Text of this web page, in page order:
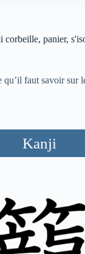
corbeille, panier,
qu’il faut savoir sur
Kanji